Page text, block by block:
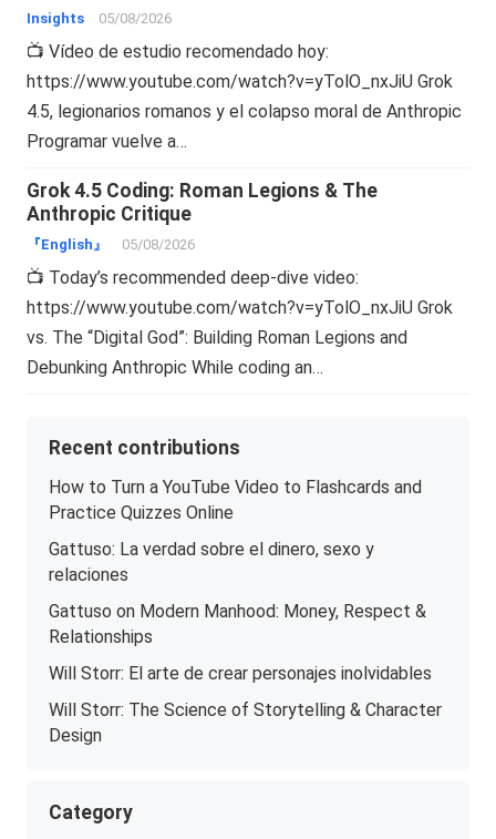
Insights 05/08/2026
📺 Vídeo de estudio recomendado hoy:
https://www.youtube.com/watch?v=yTolO_nxJiU Grok
4.5, legionarios romanos y el colapso moral de Anthropic
Programar vuelve a…
Grok 4.5 Coding: Roman Legions & The
Anthropic Critique
『English』 05/08/2026
📺 Today’s recommended deep-dive video:
https://www.youtube.com/watch?v=yTolO_nxJiU Grok
vs. The “Digital God”: Building Roman Legions and
Debunking Anthropic While coding an…
Recent contributions
How to Turn a YouTube Video to Flashcards and
Practice Quizzes Online
Gattuso: La verdad sobre el dinero, sexo y
relaciones
Gattuso on Modern Manhood: Money, Respect &
Relationships
Will Storr: El arte de crear personajes inolvidables
Will Storr: The Science of Storytelling & Character
Design
Category